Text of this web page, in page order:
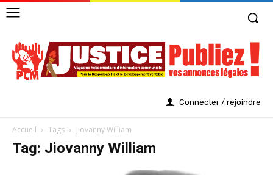
Connecter / rejoindre
Accueil Tags Jiovanny William
Tag: Jiovanny William